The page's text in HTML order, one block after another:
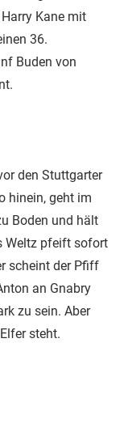
Kane mit
36.
Buden von
den Stuttgarter
hinein, geht im
Boden und hält
Weltz pfeift sofort
scheint der Pfiff
an Gnabry
zu sein. Aber
steht.